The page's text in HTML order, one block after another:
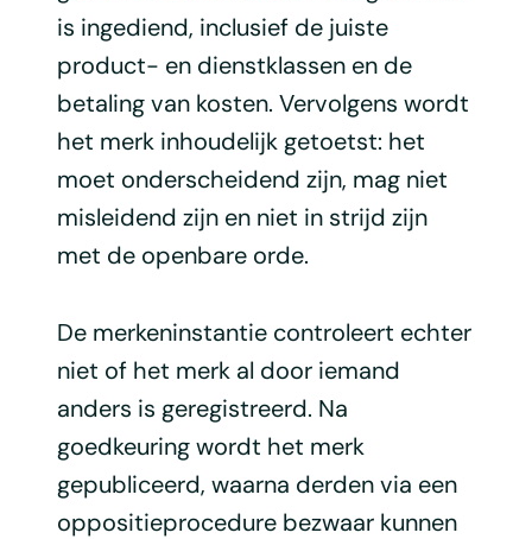
is ingediend, inclusief de juiste
product- en dienstklassen en de
betaling van kosten. Vervolgens wordt
het merk inhoudelijk getoetst: het
moet onderscheidend zijn, mag niet
misleidend zijn en niet in strijd zijn
met de openbare orde.
De merkeninstantie controleert echter
niet of het merk al door iemand
anders is geregistreerd. Na
goedkeuring wordt het merk
gepubliceerd, waarna derden via een
oppositieprocedure bezwaar kunnen